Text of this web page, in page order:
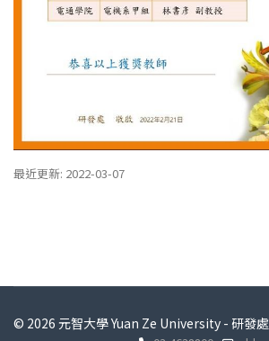
最近更新: 2022-03-07
© 2026 元智大學 Yuan Ze University - 研發處